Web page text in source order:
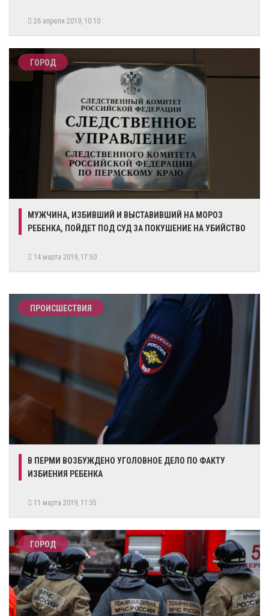
26 апреля 2019, 10:10
ГОРОД
МУЖЧИНА, ИЗБИВШИЙ И ВЫСТАВИВШИЙ НА МОРОЗ
РЕБЕНКА, ПОЙДЕТ ПОД СУД ЗА ПОКУШЕНИЕ НА УБИЙСТВО
14 марта 2019, 17:50
ПРОИСШЕСТВИЯ
В ПЕРМИ ВОЗБУЖДЕНО УГОЛОВНОЕ ДЕЛО ПО ФАКТУ
ИЗБИЕНИЯ РЕБЕНКА
11 марта 2019, 11:35
ГОРОД